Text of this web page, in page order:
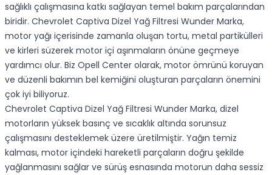
sağlıklı çalışmasına katkı sağlayan temel bakım parçalarından
biridir. Chevrolet Captiva Dizel Yağ Filtresi Wunder Marka,
motor yağı içerisinde zamanla oluşan tortu, metal partikülleri
ve kirleri süzerek motor içi aşınmaların önüne geçmeye
yardımcı olur. Biz Opell Center olarak, motor ömrünü koruyan
ve düzenli bakımın bel kemiğini oluşturan parçaların önemini
çok iyi biliyoruz.
Chevrolet Captiva Dizel Yağ Filtresi Wunder Marka, dizel
motorların yüksek basınç ve sıcaklık altında sorunsuz
çalışmasını desteklemek üzere üretilmiştir. Yağın temiz
kalması, motor içindeki hareketli parçaların doğru şekilde
yağlanmasını sağlar ve sürüş esnasında motorun daha sessiz